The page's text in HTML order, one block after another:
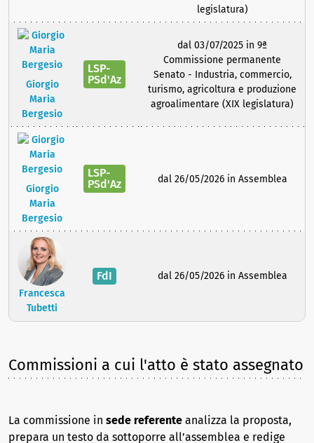
legislatura)
Giorgio
Maria
Bergesio
LSP-
PSd'Az
dal 03/07/2025 in 9ª
Commissione permanente
Senato - Industria, commercio,
turismo, agricoltura e produzione
agroalimentare (XIX legislatura)
Giorgio
Maria
Bergesio
LSP-
PSd'Az
dal 26/05/2026 in Assemblea
Francesca
Tubetti
FdI dal 26/05/2026 in Assemblea
Commissioni a cui l'atto è stato assegnato
La commissione in sede referente analizza la proposta,
prepara un testo da sottoporre all’assemblea e redige